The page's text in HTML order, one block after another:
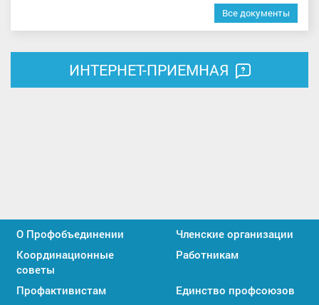
Все документы
ИНТЕРНЕТ-ПРИЕМНАЯ
О Профобъединении
Членские организации
Координационные
советы
Работникам
Профактивистам
Единство профсоюзов